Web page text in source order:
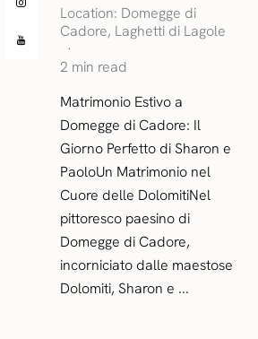
Location: Domegge di
Cadore, Laghetti di Lagole
2 min read
Matrimonio Estivo a
Domegge di Cadore: Il
Giorno Perfetto di Sharon e
PaoloUn Matrimonio nel
Cuore delle DolomitiNel
pittoresco paesino di
Domegge di Cadore,
incorniciato dalle maestose
Dolomiti, Sharon e ...